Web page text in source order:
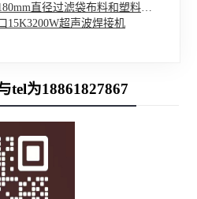
直径过滤袋布料和塑料圈
15K3200W超声波焊接机
tel为18861827867